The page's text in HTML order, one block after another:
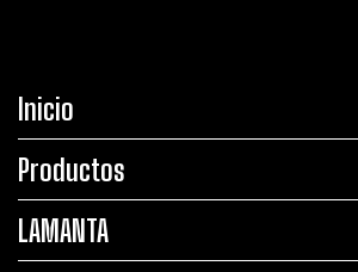
Inicio
Productos
LAMANTA